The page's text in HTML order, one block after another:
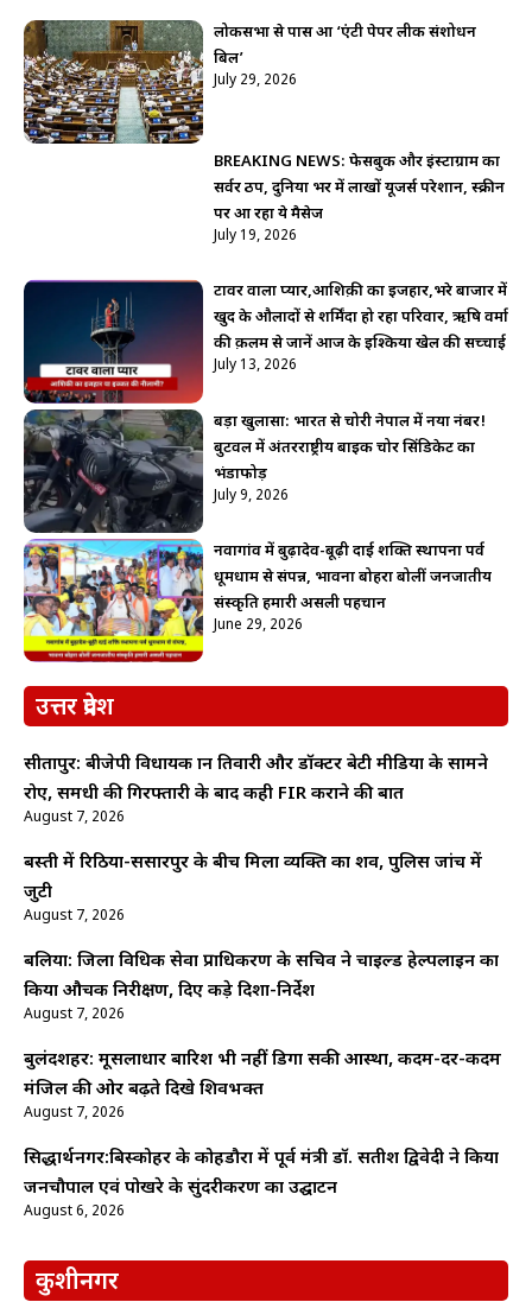
लोकसभा से पास हुआ ‘एंटी पेपर लीक संशोधन
बिल’
July 29, 2026
BREAKING NEWS: फेसबुक और इंस्टाग्राम का
सर्वर ठप, दुनिया भर में लाखों यूजर्स परेशान, स्क्रीन
पर आ रहा ये मैसेज
July 19, 2026
टावर वाला प्यार,आशिक़ी का इजहार,भरे बाजार में
खुद के औलादों से शर्मिंदा हो रहा परिवार, ऋषि वर्मा
की क़लम से जानें आज के इश्किया खेल की सच्चाई
July 13, 2026
बड़ा खुलासा: भारत से चोरी नेपाल में नया नंबर!
बुटवल में अंतरराष्ट्रीय बाइक चोर सिंडिकेट का
भंडाफोड़
July 9, 2026
नवागांव में बुढ़ादेव-बूढ़ी दाई शक्ति स्थापना पर्व
धूमधाम से संपन्न, भावना बोहरा बोलीं जनजातीय
संस्कृति हमारी असली पहचान
June 29, 2026
उत्तर प्रदेश
सीतापुर: बीजेपी विधायक ज्ञान तिवारी और डॉक्टर बेटी मीडिया के सामने
रोए, समधी की गिरफ्तारी के बाद कही FIR कराने की बात
August 7, 2026
बस्ती में रिठिया-ससारपुर के बीच मिला व्यक्ति का शव, पुलिस जांच में
जुटी
August 7, 2026
बलिया: जिला विधिक सेवा प्राधिकरण के सचिव ने चाइल्ड हेल्पलाइन का
किया औचक निरीक्षण, दिए कड़े दिशा-निर्देश
August 7, 2026
बुलंदशहर: मूसलाधार बारिश भी नहीं डिगा सकी आस्था, कदम-दर-कदम
मंजिल की ओर बढ़ते दिखे शिवभक्त
August 7, 2026
सिद्धार्थनगर:बिस्कोहर के कोहडौरा में पूर्व मंत्री डॉ. सतीश द्विवेदी ने किया
जनचौपाल एवं पोखरे के सुंदरीकरण का उद्घाटन
August 6, 2026
कुशीनगर